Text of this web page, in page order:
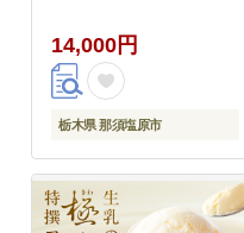
14,000円
栃木県 那須塩原市